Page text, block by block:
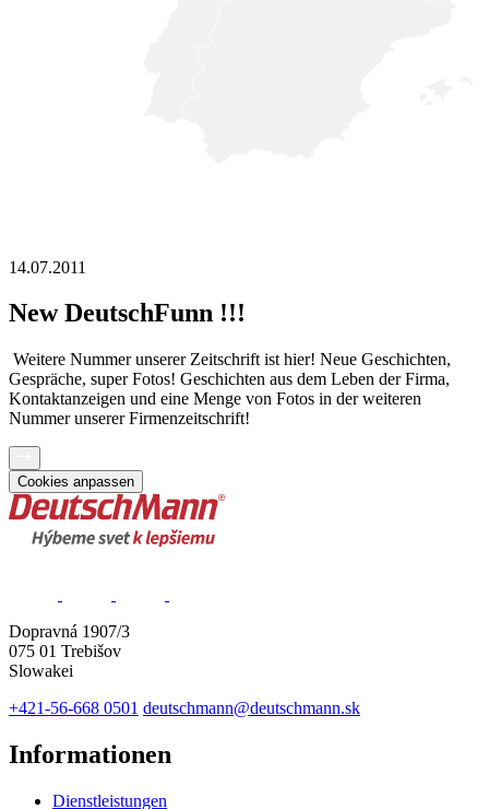
14.07.2011
New DeutschFunn !!!
Weitere Nummer unserer Zeitschrift ist hier! Neue Geschichten,
Gespräche, super Fotos! Geschichten aus dem Leben der Firma,
Kontaktanzeigen und eine Menge von Fotos in der weiteren
Nummer unserer Firmenzeitschrift!
Cookies anpassen
Dopravná 1907/3
075 01 Trebišov
Slowakei
+421-56-668 0501 deutschmann@deutschmann.sk
Informationen
Dienstleistungen